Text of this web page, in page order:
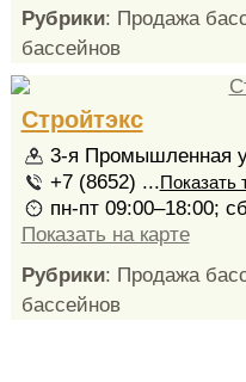
Рубрики: Продажа
бассейнов
Стройтэкс
3-я Промышленная
+7 (8652) ...Показать
пн-пт 09:00–18:00;
Показать на карте
Рубрики: Продажа
бассейнов